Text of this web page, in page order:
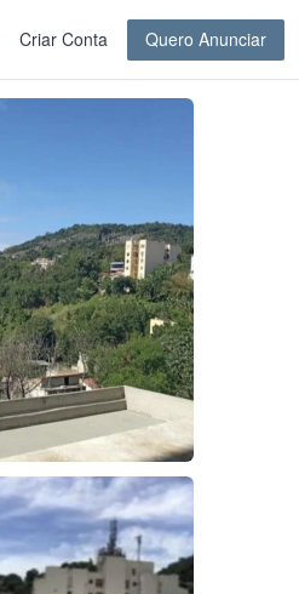
Criar Conta Quero Anunciar